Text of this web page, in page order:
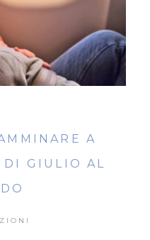
A
DI GIULIO AL